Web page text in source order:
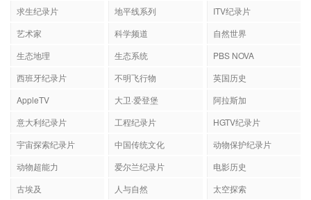
求生纪录片
地平线系列
ITV纪录片
艺术家
科学频道
自然世界
生态地理
生态系统
PBS NOVA
西班牙纪录片
不明飞行物
英国历史
AppleTV
大卫·爱登堡
阿拉斯加
意大利纪录片
工程纪录片
HGTV纪录片
宇宙探索纪录片
中国传统文化
动物保护纪录片
动物超能力
爱尔兰纪录片
电影历史
古埃及
人与自然
太空探索